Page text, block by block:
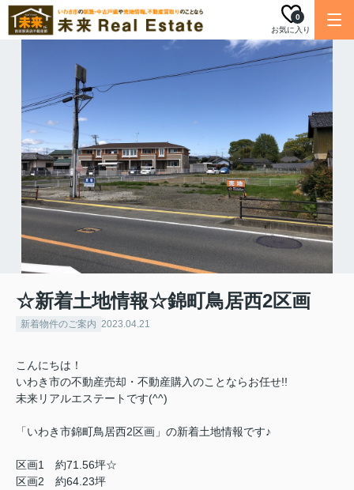
お気に入り
0
☆新着土地情報☆錦町鳥居西2区画
新着物件のご案内 2023.04.21
こんにちは！
いわき市の不動産売却・不動産購入のことならお任せ!!
未来リアルエステートです(^^)
「いわき市錦町鳥居西2区画」の新着土地情報です♪
区画1 約71.56坪☆
区画2 約64.23坪